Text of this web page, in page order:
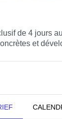
de 4 jours
et